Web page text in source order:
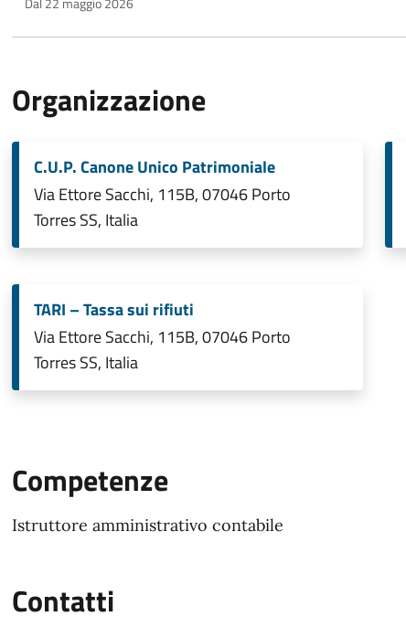
Organizzazione
C.U.P. Canone Unico Patrimoniale
Via Ettore Sacchi, 115B, 07046 Porto
Torres SS, Italia
TARI – Tassa sui rifiuti
Via Ettore Sacchi, 115B, 07046 Porto
Torres SS, Italia
Competenze
Istruttore amministrativo contabile
Contatti